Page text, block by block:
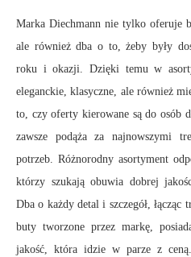
Marka Diechmann nie tylko oferuje
ale również dba o to, żeby były
roku i okazji. Dzięki temu w
eleganckie, klasyczne, ale również
to, czy oferty kierowane są do osób
zawsze podąża za najnowszymi
potrzeb. Różnorodny asortyment
którzy szukają obuwia dobrej
Dba o każdy detal i szczegół, łącząc
buty tworzone przez markę,
jakość, która idzie w parze z